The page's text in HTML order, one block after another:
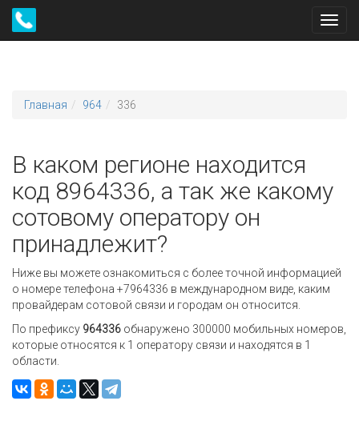
Главная 964 336
В каком регионе находится
код 8964336, а так же какому
сотовому оператору он
принадлежит?
Ниже вы можете ознакомиться с более точной информацией
о номере телефона +7964336 в международном виде, каким
провайдерам сотовой связи и городам он относится.
По префиксу 964336 обнаружено 300000 мобильных номеров,
которые относятся к 1 оператору связи и находятся в 1
области.